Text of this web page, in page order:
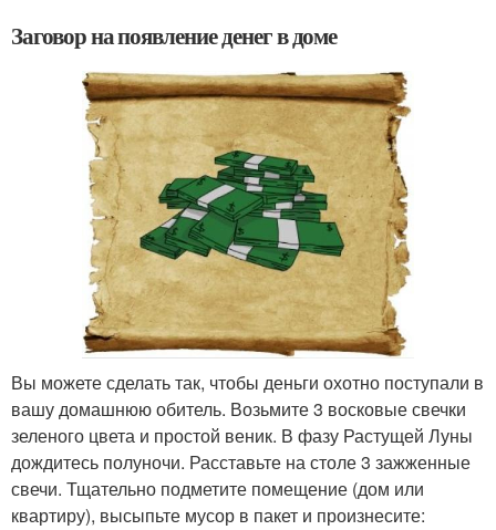
Заговор на появление денег в доме
Вы можете сделать так, чтобы деньги охотно поступали в
вашу домашнюю обитель. Возьмите 3 восковые свечки
зеленого цвета и простой веник. В фазу Растущей Луны
дождитесь полуночи. Расставьте на столе 3 зажженные
свечи. Тщательно подметите помещение (дом или
квартиру), высыпьте мусор в пакет и произнесите: